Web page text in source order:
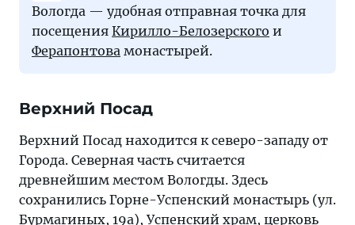
Вологда — удобная отправная точка для
посещения Кирилло-Белозерского и
Ферапонтова монастырей.
Верхний Посад
Верхний Посад находится к северо-западу от
Города. Северная часть считается
древнейшим местом Вологды. Здесь
сохранились Горне-Успенский монастырь (ул.
Бурмагиных, 19а), Успенский храм, церковь